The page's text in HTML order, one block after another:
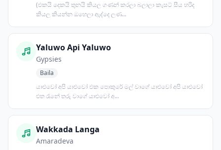
(එකයි දෙකයි තුනයි කියල ගණන් කරලා බලාලා කැසට් සීය හරිද
කියල කියන්න ඔහෙලා ඇද්දෙ ලණ...
Yaluwo Api Yaluwo
Gypsies
Baila
යාළුවෝ අපි යාළුවෝ එක පොකුරේ මල් වාගේ යාළුවෝ අපි යාළුවෝ
එත රෑනේ තරු වාගේ යාළුවෝ අ...
Wakkada Langa
Amaradeva